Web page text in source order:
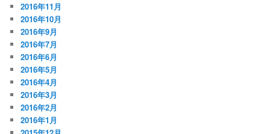
2016年11月
2016年10月
2016年9月
2016年7月
2016年6月
2016年5月
2016年4月
2016年3月
2016年2月
2016年1月